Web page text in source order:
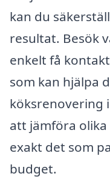
kan du
resultat. Besök
enkelt få
som kan hjälpa
köksrenovering
att jämföra
exakt det som
budget.